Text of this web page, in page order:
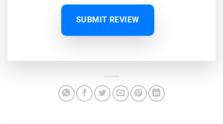
SUBMIT REVIEW